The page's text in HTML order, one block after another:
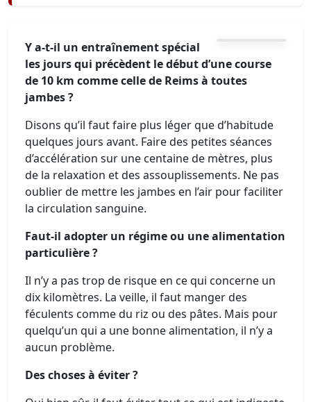
Y a-t-il un entraînement spécial
les jours qui précèdent le début d’une course
de 10 km comme celle de Reims à toutes
jambes ?
Disons qu’il faut faire plus léger que d’habitude
quelques jours avant. Faire des petites séances
d’accélération sur une centaine de mètres, plus
de la relaxation et des assouplissements. Ne pas
oublier de mettre les jambes en l’air pour faciliter
la circulation sanguine.
Faut-il adopter un régime ou une alimentation
particulière ?
Il n’y a pas trop de risque en ce qui concerne un
dix kilomètres. La veille, il faut manger des
féculents comme du riz ou des pâtes. Mais pour
quelqu’un qui a une bonne alimentation, il n’y a
aucun problème.
Des choses à éviter ?